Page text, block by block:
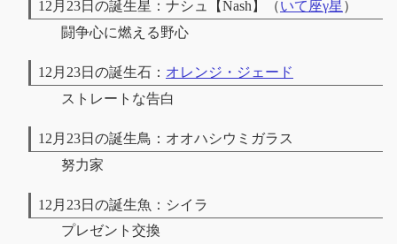
12月23日の誕生星：ナシュ【Nash】（いて座γ星 ）
闘争心に燃える野心
12月23日の誕生石： オレンジ・ジェード
ストレートな告白
12月23日の誕生鳥：オオハシウミガラス
努力家
12月23日の誕生魚：シイラ
プレゼント交換